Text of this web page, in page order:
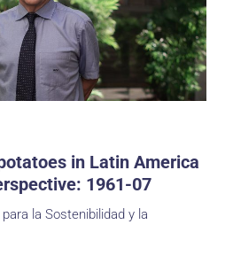
in Latin America
1961-07
la Sostenibilidad y la